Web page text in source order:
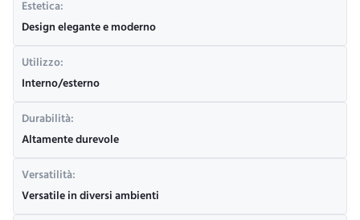
Estetica:
Design elegante e moderno
Utilizzo:
Interno/esterno
Durabilità:
Altamente durevole
Versatilità:
Versatile in diversi ambienti